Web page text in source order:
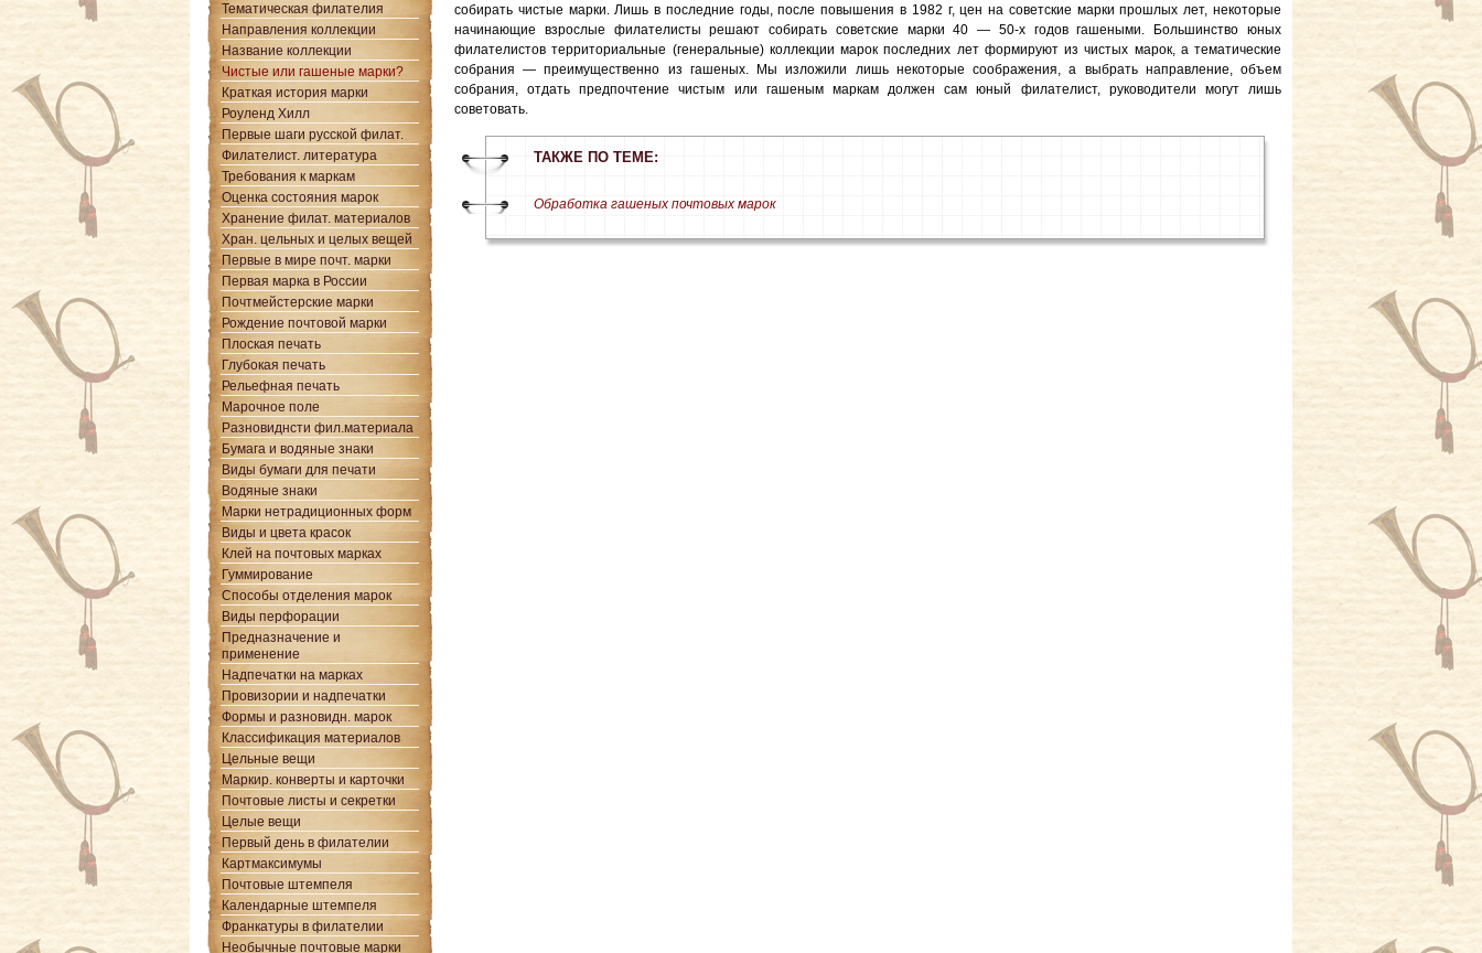
собирать чистые марки. Лишь в последние годы, после повышения в 1982 г, цен на советские марки прошлых лет, некоторые
начинающие взрослые филателисты решают собирать советские марки 40 — 50-х годов гашеными. Большинство юных
филателистов территориальные (генеральные) коллекции марок последних лет формируют из чистых марок, а тематические
собрания — преимущественно из гашеных. Мы изложили лишь некоторые соображения, а выбрать направление, объем
собрания, отдать предпочтение чистым или гашеным маркам должен сам юный филателист, руководители могут лишь
советовать.
ТАКЖЕ ПО ТЕМЕ:
Обработка гашеных почтовых марок
Тематическая филателия
Направления коллекции
Название коллекции
Чистые или гашеные марки?
Краткая история марки
Роуленд Хилл
Первые шаги русской филат.
Филателист. литература
Требования к маркам
Оценка состояния марок
Хранение филат. материалов
Хран. цельных и целых вещей
Первые в мире почт. марки
Первая марка в России
Почтмейстерские марки
Рождение почтовой марки
Плоская печать
Глубокая печать
Рельефная печать
Марочное поле
Разновиднсти фил.материала
Бумага и водяные знаки
Виды бумаги для печати
Водяные знаки
Марки нетрадиционных форм
Виды и цвета красок
Клей на почтовых марках
Гуммирование
Способы отделения марок
Виды перфорации
Предназначение и
применение
Надпечатки на марках
Провизории и надпечатки
Формы и разновидн. марок
Классификация материалов
Цельные вещи
Маркир. конверты и карточки
Почтовые листы и секретки
Целые вещи
Первый день в филателии
Картмаксимумы
Почтовые штемпеля
Календарные штемпеля
Франкатуры в филателии
Необычные почтовые марки